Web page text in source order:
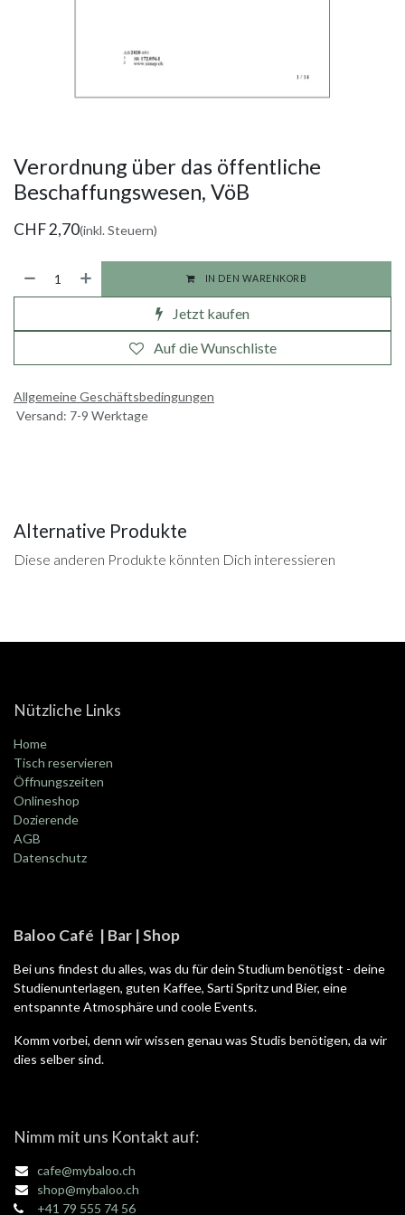
Verordnung über das öffentliche
Beschaffungswesen, VöB
CHF2,70(inkl. Steuern)
IN DEN WARENKORB
Jetzt kaufen
Auf die Wunschliste
Allgemeine Geschäftsbedingungen
Versand: 7-9 Werktage
Alternative Produkte
Diese anderen Produkte könnten Dich interessieren
Nützliche Links
Home
Tisch reservieren
Öffnungszeiten
Onlineshop
Dozierende
AGB
Datenschutz
Baloo Café | Bar | Shop
Bei uns findest du alles, was du für dein Studium benötigst - deine
Studienunterlagen, guten Kaffee, Sarti Spritz und Bier, eine
entspannte Atmosphäre und coole Events.
Komm vorbei, denn wir wissen genau was Studis benötigen, da wir
dies selber sind.
Nimm mit uns Kontakt auf:
cafe@mybaloo.ch
shop@mybaloo.ch
+41 79 555 74 56